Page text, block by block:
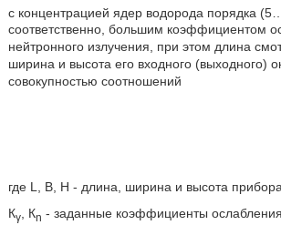
с концентрацией ядер водорода порядка
соответственно, большим коэффициентом
нейтронного излучения, при этом длина
ширина и высота его входного (выходного)
совокупностью соотношений
где L, B, H - длина, ширина и высота
Кγ, Кn - заданные коэффициенты